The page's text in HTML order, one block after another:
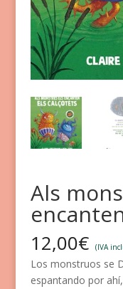
Als
12,00€ (IVA
Los monstruos se
espantando por